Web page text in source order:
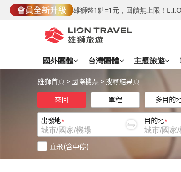
雄獅幣1點=1元，回饋無上限！
國外團體 台灣團體 主題旅遊
雄獅首頁 >國際機票 >搜尋結果頁
來回
單程 多目的
出發地 目的地
直飛(含中停)